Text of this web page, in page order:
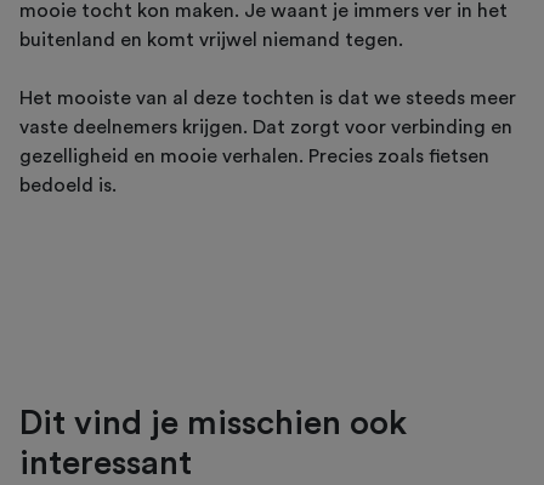
mooie tocht kon maken. Je waant je immers ver in het
buitenland en komt vrijwel niemand tegen.
Het mooiste van al deze tochten is dat we steeds meer
vaste deelnemers krijgen. Dat zorgt voor verbinding en
gezelligheid en mooie verhalen. Precies zoals fietsen
bedoeld is.
Dit vind je misschien ook
interessant